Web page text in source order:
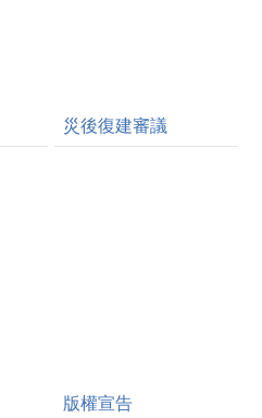
災後復建審議
版權宣告